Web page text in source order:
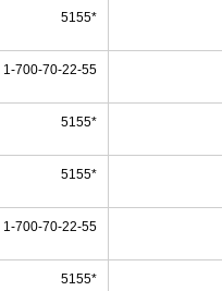
*5155
1-700-70-22-55
*5155
*5155
1-700-70-22-55
*5155